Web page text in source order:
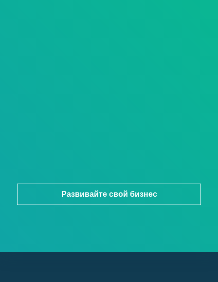
Развивайте свой бизнес